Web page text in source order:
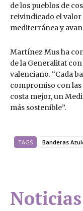
de los pueblos de
reivindicado el
mediterránea y
Martínez Mus ha
de la Generalitat
valenciano. “Cada
compromiso con
costa mejor, un
más sostenible”.
TAGS Banderas